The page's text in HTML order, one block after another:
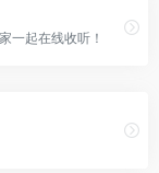
一起在线收听！